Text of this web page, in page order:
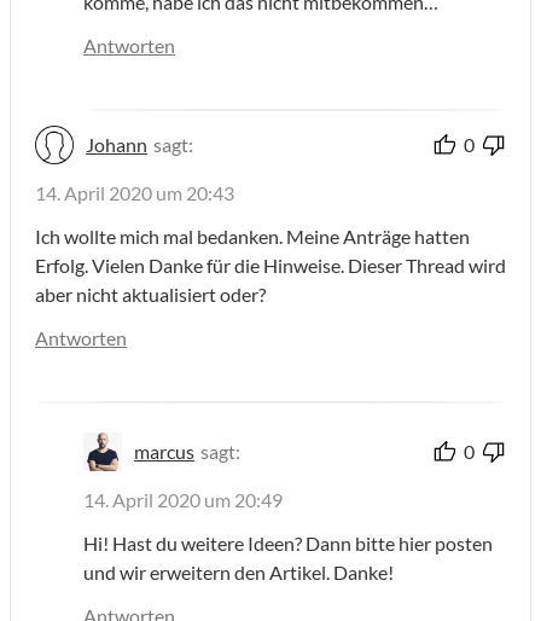
Antworten
Johann sagt: 0
14. April 2020 um 20:43
Ich wollte mich mal bedanken. Meine Anträge hatten
Erfolg. Vielen Danke für die Hinweise. Dieser Thread wird
aber nicht aktualisiert oder?
Antworten
marcus sagt: 0
14. April 2020 um 20:49
Hi! Hast du weitere Ideen? Dann bitte hier posten
und wir erweitern den Artikel. Danke!
Antworten